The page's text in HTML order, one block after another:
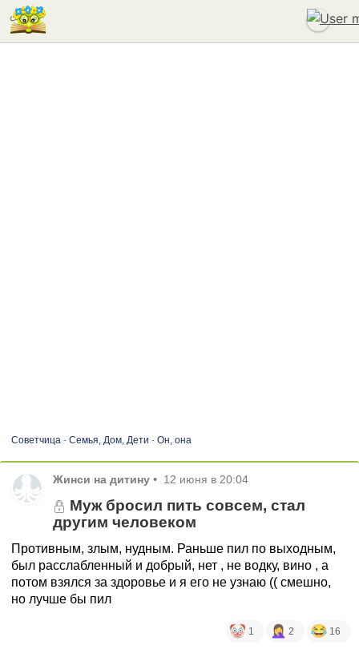
Советчица- Семья, Дом, Дети - Он, она
Жинси на дитину • 12 июня в 20:04
Муж бросил пить совсем, стал
другим человеком
Противным, злым, нудным. Раньше пил по выходным,
был расслабленный и добрый, нет , не водку, вино , а
потом взялся за здоровье и я его не узнаю (( смешно,
но лучше бы пил
1 2 16